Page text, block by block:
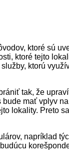
ktoré sú
ktoré tejto
ktorú
tak, že
mať vplyv
lokality. Preto
napríklad